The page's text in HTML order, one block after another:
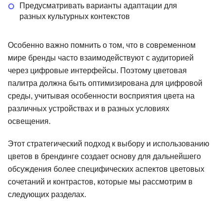
Предусматривать варианты адаптации для
разных культурных контекстов
Особенно важно помнить о том, что в современном
мире бренды часто взаимодействуют с аудиторией
через цифровые интерфейсы. Поэтому цветовая
палитра должна быть оптимизирована для цифровой
среды, учитывая особенности восприятия цвета на
различных устройствах и в разных условиях
освещения.
Этот стратегический подход к выбору и использованию
цветов в брендинге создает основу для дальнейшего
обсуждения более специфических аспектов цветовых
сочетаний и контрастов, которые мы рассмотрим в
следующих разделах.
дизайнер:
Основы графического
дизайна
Plus